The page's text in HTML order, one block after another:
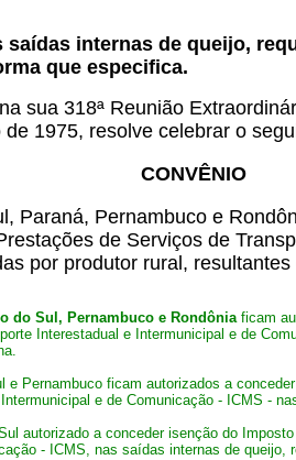
internas de queijo,
que especifica.
sua 318ª Reunião
1975, resolve celebrar o
CONVÊNIO
Paraná, Pernambuco e
de Serviços de
por produtor rural,
do Sul, Pernambuco e Rondôniaficam
Interestadual e Intermunicipal e de
Pernambuco ficam autorizados a
e de Comunicação - ICMS -
autorizado a conceder isenção do
- ICMS, nas saídas internas de